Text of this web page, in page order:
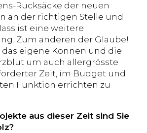
Rucksäcke der neuen
an der richtigen Stelle und
ist eine weitere
Zum anderen der Glaube!
das eigene Können und die
um auch allergrösste
Zeit, im Budget und
Funktion errichten zu
aus dieser Zeit sind Sie